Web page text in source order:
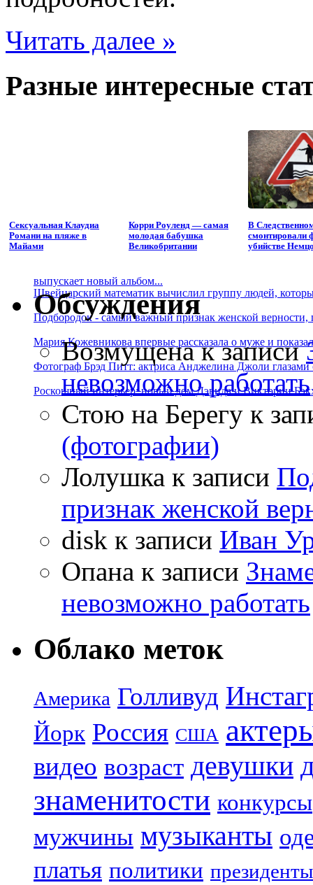
Читать далее »
Разные интересные
Сексуальная Клаудиа
Романи на пляже в
Майами
Корри Роуленд — самая
молодая бабушка
Великобритании
В
смонтировали
убийстве
выпускает новый альбом...
Швейцарский математик вычислил группу людей,
Подбородок - самый важный признак женской
Мария Кожевникова впервые рассказала о муже и
Фотограф Брэд Питт: актриса Анджелина Джоли глазами
Роскошный интерьер: новый дом Дэвида и Виктории
Обсуждения
Возмущенак записи
невозможно работать
Стою на Берегу к
(фотографии)
Лолушка к записи
признак женской
disk к записи Иван
Опана к записи
невозможно работать
Облако меток
Америка Голливуд
Йорк Россия США
видео возраст девушки
знаменитости конкурсы
мужчины музыканты
платья политики президенты